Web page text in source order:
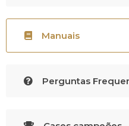
Manuais
Perguntas